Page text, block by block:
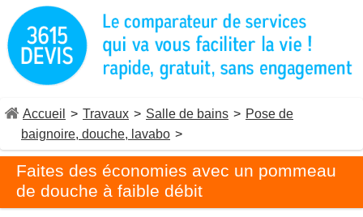
Accueil > Travaux > Salle de bains > Pose de
baignoire, douche, lavabo >
Faites des économies avec un pommeau
de douche à faible débit